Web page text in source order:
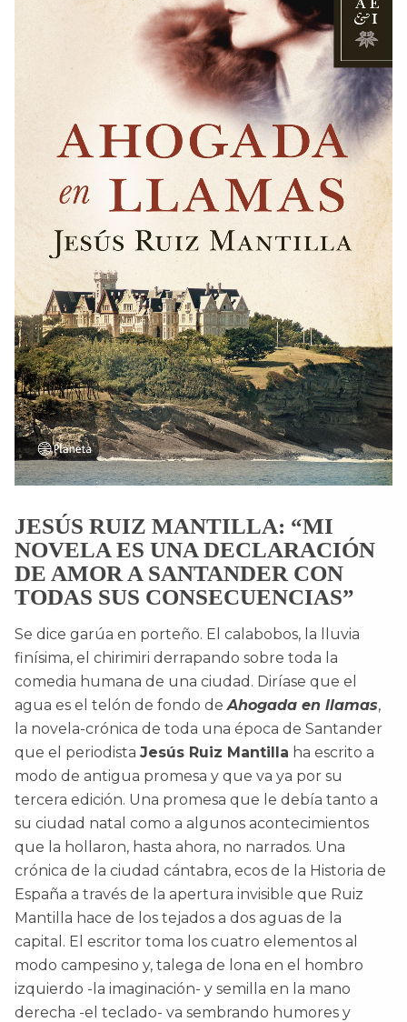
JESÚS RUIZ MANTILLA: “MI
NOVELA ES UNA DECLARACIÓN
DE AMOR A SANTANDER CON
TODAS SUS CONSECUENCIAS”
Se dice garúa en porteño. El calabobos, la lluvia
finísima, el chirimiri derrapando sobre toda la
comedia humana de una ciudad. Diríase que el
agua es el telón de fondo deAhogada en llamas,
la novela-crónica de toda una época de Santander
que el periodista Jesús Ruiz Mantilla ha escrito a
modo de antigua promesa y que va ya por su
tercera edición. Una promesa que le debía tanto a
su ciudad natal como a algunos acontecimientos
que la hollaron, hasta ahora, no narrados. Una
crónica de la ciudad cántabra, ecos de la Historia de
España a través de la apertura invisible que Ruiz
Mantilla hace de los tejados a dos aguas de la
capital. El escritor toma los cuatro elementos al
modo campesino y, talega de lona en el hombro
izquierdo -la imaginación- y semilla en la mano
derecha -el teclado- va sembrando humores y